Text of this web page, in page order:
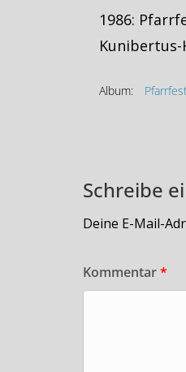
1986:
Kunibertus-
Album:
Schreibe
Deine E-Mail-
Kommentar*